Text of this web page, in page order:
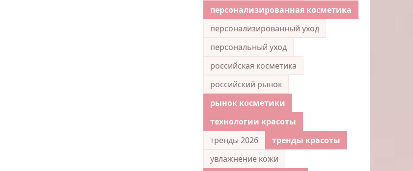
персонализированная косметика
персонализированный уход
персональный уход
российская косметика
российский рынок
рынок косметики
технологии красоты
тренды 2026
тренды красоты
увлажнение кожи